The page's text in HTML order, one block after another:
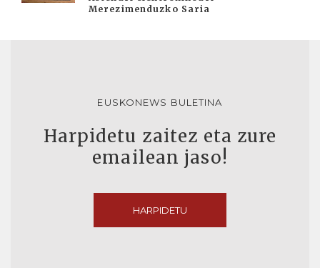
Merezimenduzko Saria
EUSKONEWS BULETINA
Harpidetu zaitez eta zure
emailean jaso!
HARPIDETU